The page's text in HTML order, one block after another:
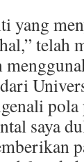
yang
telah
saya